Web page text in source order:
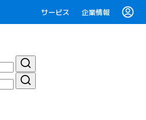
サービス 企業情報